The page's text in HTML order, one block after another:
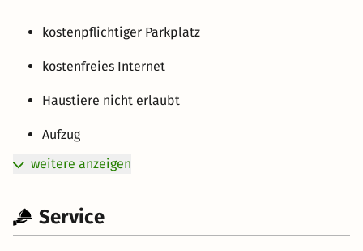
kostenpflichtiger Parkplatz
kostenfreies Internet
Haustiere nicht erlaubt
Aufzug
weitere anzeigen
Service